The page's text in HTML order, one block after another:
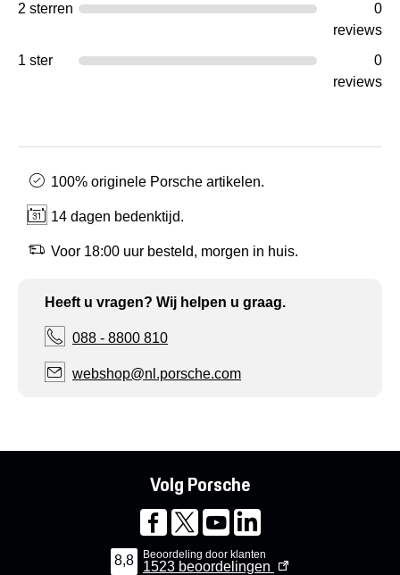
2 sterren
0
reviews
1 ster
0
reviews
100% originele Porsche artikelen.
14 dagen bedenktijd.
Voor 18:00 uur besteld, morgen in huis.
Heeft u vragen? Wij helpen u graag.
088 - 8800 810
webshop@nl.porsche.com
Volg Porsche
8,8 Beoordeling door klanten
1523 beoordelingen